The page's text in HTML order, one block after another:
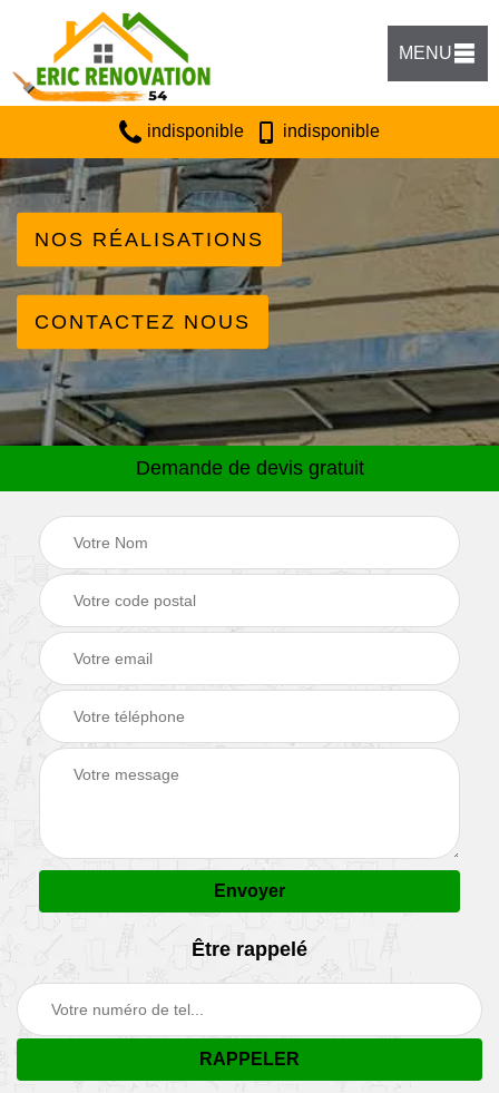
MENU
indisponible indisponible
NOS RÉALISATIONS
CONTACTEZ NOUS
Demande de devis gratuit
Être rappelé